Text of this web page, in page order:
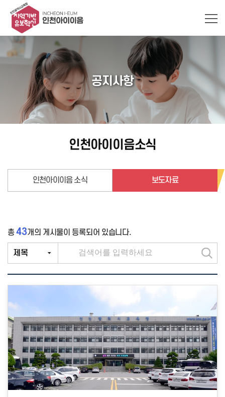
공지사항
인천아이이음소식
인천아이이음 소식 보도자료
총43개 의 게시물이 등록되어 있습니다.
검
색